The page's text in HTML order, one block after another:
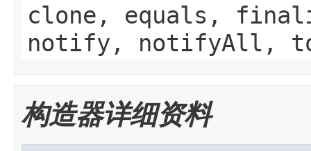
clone, equals,
notify, notifyAll,
构造器详细资料